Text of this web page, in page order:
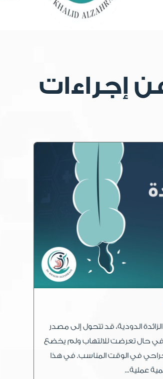
إجراءات
الدودية، قد تتحول إلى مصدر
في حال تعرضت للالتهاب ولم يخضع
في الوقت المناسب. في هذا
عملية...